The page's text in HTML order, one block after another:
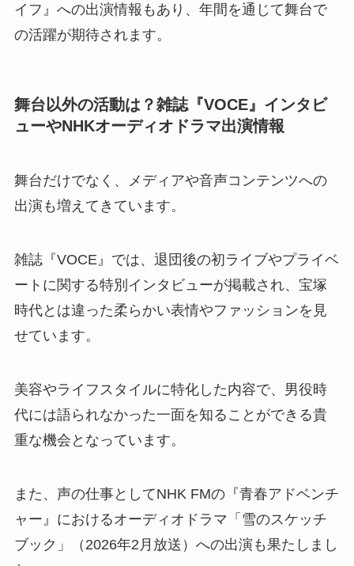
イフ』への出演情報もあり、年間を通じて舞台で
の活躍が期待されます。
舞台以外の活動は？雑誌『VOCE』インタビ
ューやNHKオーディオドラマ出演情報
舞台だけでなく、メディアや音声コンテンツへの
出演も増えてきています。
雑誌『VOCE』では、退団後の初ライブやプライベ
ートに関する特別インタビューが掲載され、宝塚
時代とは違った柔らかい表情やファッションを見
せています。
美容やライフスタイルに特化した内容で、男役時
代には語られなかった一面を知ることができる貴
重な機会となっています。
また、声の仕事としてNHK FMの『青春アドベンチ
ャー』におけるオーディオドラマ「雪のスケッチ
ブック」（2026年2月放送）への出演も果たしまし